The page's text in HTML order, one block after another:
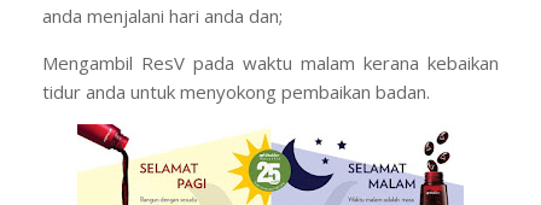
anda menjalani hari anda dan;
Mengambil ResV pada waktu malam kerana kebaikan
tidur anda untuk menyokong pembaikan badan.